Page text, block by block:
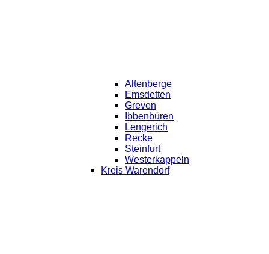
Altenberge
Emsdetten
Greven
Ibbenbüren
Lengerich
Recke
Steinfurt
Westerkappeln
Kreis Warendorf